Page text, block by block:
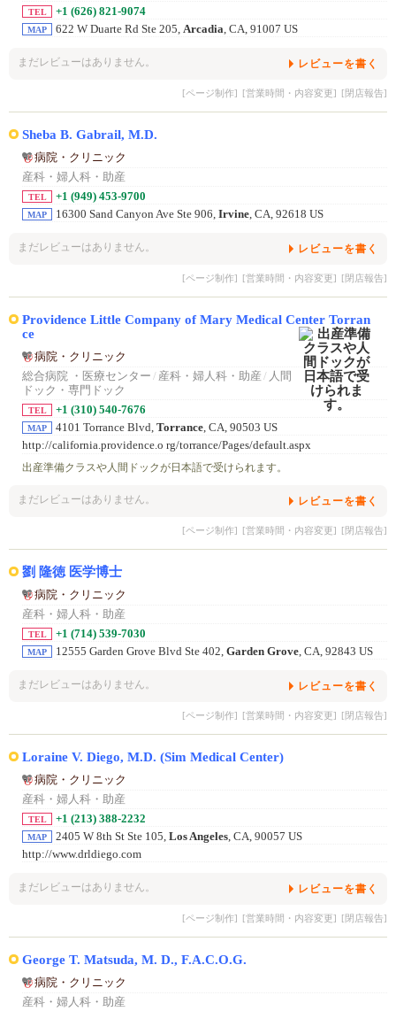
TEL +1 (626) 821-9074
MAP 622 W Duarte Rd Ste 205, Arcadia, CA, 91007 US
まだレビューはありません。 レビューを書く
[ページ制作] [営業時間・内容変更] [閉店報告]
Sheba B. Gabrail, M.D.
病院・クリニック
産科・婦人科・助産
TEL +1 (949) 453-9700
MAP 16300 Sand Canyon Ave Ste 906, Irvine, CA, 92618 US
まだレビューはありません。 レビューを書く
[ページ制作] [営業時間・内容変更] [閉店報告]
Providence Little Company of Mary Medical Center Torran
ce
病院・クリニック
総合病院 ・医療センター / 産科・婦人科・助産 / 人間
ドック・専門ドック
TEL +1 (310) 540-7676
MAP 4101 Torrance Blvd, Torrance, CA, 90503 US
http://california.providence.o rg/torrance/Pages/default.aspx
出産準備クラスや人間ドックが日本語で受けられます。
まだレビューはありません。 レビューを書く
[ページ制作] [営業時間・内容変更] [閉店報告]
劉 隆徳 医学博士
病院・クリニック
産科・婦人科・助産
TEL +1 (714) 539-7030
MAP 12555 Garden Grove Blvd Ste 402, Garden Grove , CA, 92843 US
まだレビューはありません。 レビューを書く
[ページ制作] [営業時間・内容変更] [閉店報告]
Loraine V. Diego, M.D. (Sim Medical Center)
病院・クリニック
産科・婦人科・助産
TEL +1 (213) 388-2232
MAP 2405 W 8th St Ste 105, Los Angeles , CA, 90057 US
http://www.drldiego.com
まだレビューはありません。 レビューを書く
[ページ制作] [営業時間・内容変更] [閉店報告]
George T. Matsuda, M. D., F.A.C.O.G.
病院・クリニック
産科・婦人科・助産